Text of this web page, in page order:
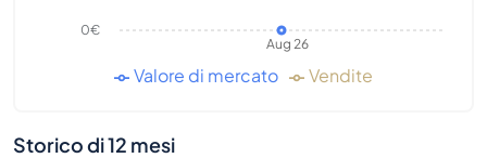
Aug 26
0€
Valore di mercato Vendite
Storico di 12 mesi